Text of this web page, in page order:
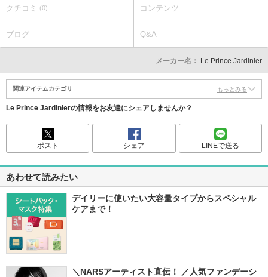
クチコミ (0) コンテンツ
ブログ Q&A
メーカー名： Le Prince Jardinier
関連アイテムカテゴリ もっとみる
Le Prince Jardinierの情報をお友達にシェアしませんか？
ポスト シェア LINEで送る
あわせて読みたい
デイリーに使いたい大容量タイプからスペシャル
ケアまで！
＼NARSアーティスト直伝！ ／人気ファンデーシ